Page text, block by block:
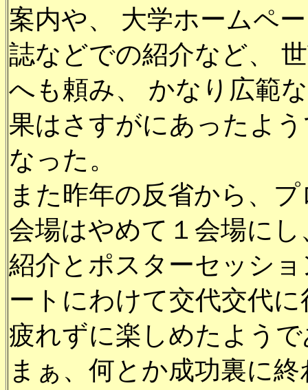
案内や、 大学ホームペ
誌などでの紹介など、
へも頼み、 かなり広範
果はさすがにあったよ
なった。
また昨年の反省から、
会場はやめて１会場に
紹介とポスターセッシ
ートにわけて交代交代
疲れずに楽しめたよう
まぁ、何とか成功裏に